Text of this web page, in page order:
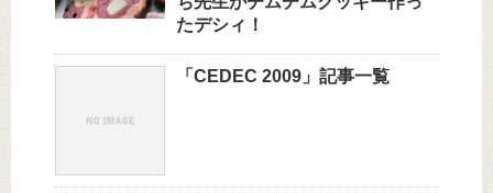
たデシィ！
「CEDEC 2009」記事一覧